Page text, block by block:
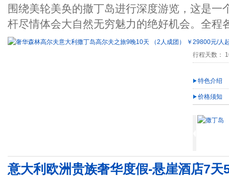
围绕美轮美奂的撒丁岛进行深度游览，这是一
杆尽情体会大自然无穷魅力的绝好机会。全程
行程天数：
特色介绍
价格须知
意大利欧洲贵族奢华度假-悬崖酒店7